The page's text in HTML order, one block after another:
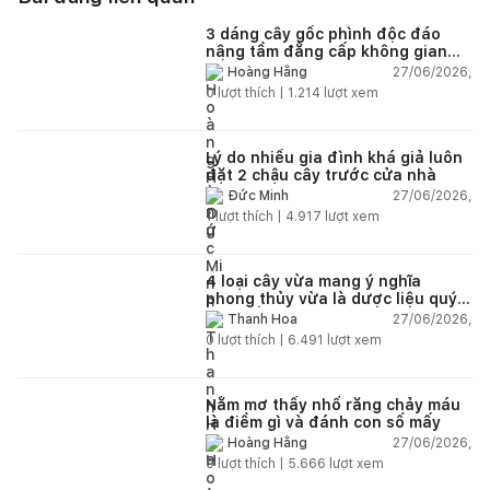
3 dáng cây gốc phình độc đáo
nâng tầm đẳng cấp không gian
sốngHoàng Hằng
27/06/2026,
0lượt thích | 1.214 lượt xem
Lý do nhiều gia đình khá giả luôn
đặt 2 chậu cây trước cửa nhà
Đức Minh
27/06/2026,
1lượt thích | 4.917 lượt xem
4 loại cây vừa mang ý nghĩa
phong thủy vừa là dược liệu quý
nên trồng trong nhà
Thanh Hoa
27/06/2026,
0 lượt thích | 6.491 lượt xem
Nằm mơ thấy nhổ răng chảy máu
là điềm gì và đánh con số mấy
Hoàng Hằng
27/06/2026,
0lượt thích | 5.666 lượt xem